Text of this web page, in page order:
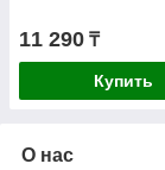
11 290 ₸
Купить
О нас